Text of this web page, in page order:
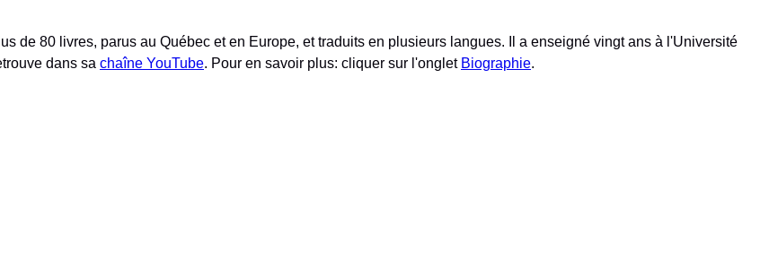
de 80 livres, parus au Québec et en Europe, et traduits en plusieurs langues. Il a enseigné vingt ans à l'Université
dans sa chaîne YouTube. Pour en savoir plus: cliquer sur l'onglet Biographie.